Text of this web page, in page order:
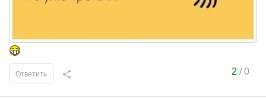
2 /0
Ответить